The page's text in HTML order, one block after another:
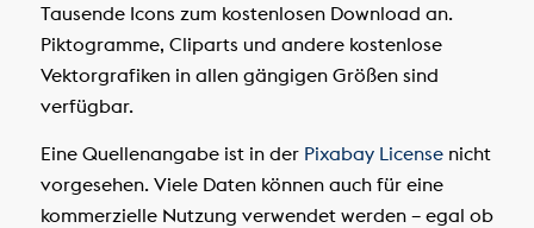
Tausende Icons zum kostenlosen Download an.
Piktogramme, Cliparts und andere kostenlose
Vektorgrafiken in allen gängigen Größen sind
verfügbar.
Eine Quellenangabe ist in der Pixabay Licensenicht
vorgesehen. Viele Daten können auch für eine
kommerzielle Nutzung verwendet werden – egal ob